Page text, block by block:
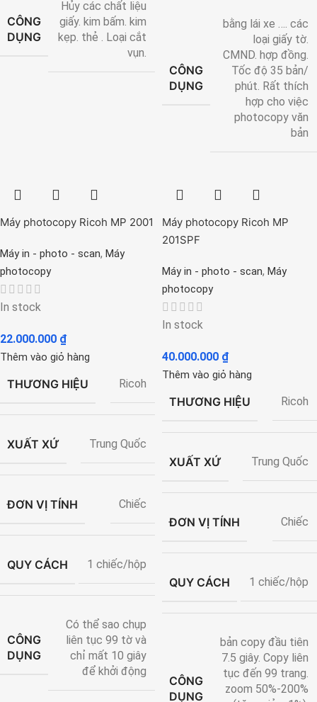
CÔNG
DỤNG
Hủy các chất liệu
giấy. kim bấm. kim
kẹp. thẻ . Loại cắt
vụn.
CÔNG
DỤNG
bằng lái xe …. các
loại giấy tờ.
CMND. hợp đồng.
Tốc độ 35 bản/
phút. Rất thích
hợp cho việc
photocopy văn
bản
Máy photocopy Ricoh MP 2001
Máy in - photo - scan, Máy
photocopy
In stock
22.000.000 ₫
Thêm vào giỏ hàng
THƯƠNG HIỆU Ricoh
XUẤT XỨ Trung Quốc
ĐƠN VỊ TÍNH Chiếc
QUY CÁCH 1 chiếc/hộp
CÔNG
DỤNG
Có thể sao chụp
liên tục 99 tờ và
chỉ mất 10 giây
để khởi động
Máy photocopy Ricoh MP
201SPF
Máy in - photo - scan, Máy
photocopy
In stock
40.000.000 ₫
Thêm vào giỏ hàng
THƯƠNG HIỆU Ricoh
XUẤT XỨ Trung Quốc
ĐƠN VỊ TÍNH Chiếc
QUY CÁCH 1 chiếc/hộp
CÔNG
DỤNG
bản copy đầu tiên
7.5 giây. Copy liên
tục đến 99 trang.
zoom 50%-200%